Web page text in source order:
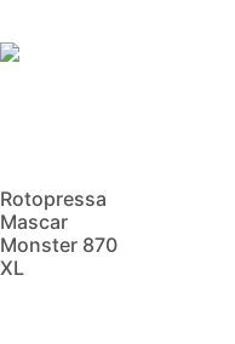
Rotopressa
Mascar
Monster 870
XL